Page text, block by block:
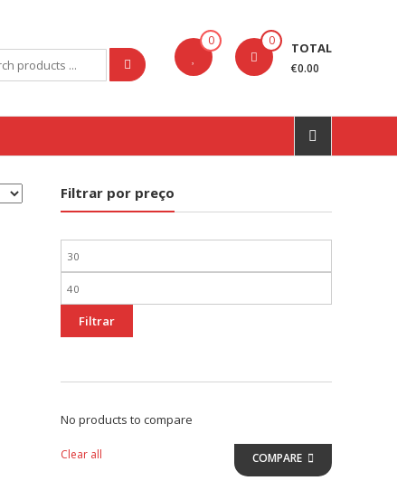
0 0 TOTAL
€0.00
Filtrar por preço
Preço
mínimo
Preço
máximo
Filtrar
No products to compare
Clear all COMPARE